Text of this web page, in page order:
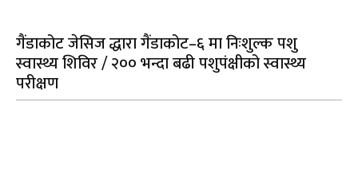
गैंडाकोट जेसिज द्धारा गैंडाकोट–६ मा निःशुल्क पशु
स्वास्थ्य शिविर / २०० भन्दा बढी पशुपंक्षीको स्वास्थ्य
परीक्षण